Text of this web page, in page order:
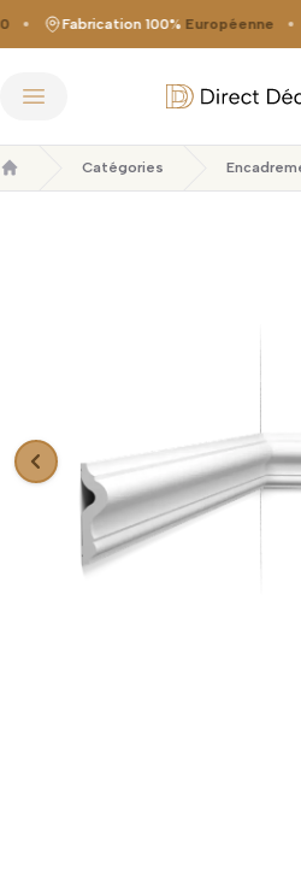
Fabrication 100%Européenne
Ouvrir le menu Direct Décor
Accueil
Catégories